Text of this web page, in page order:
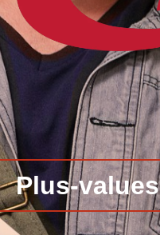
Plus-values